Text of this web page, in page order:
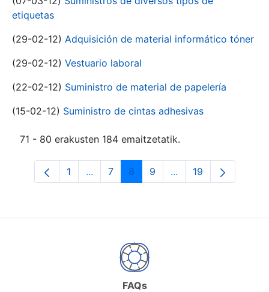
etiquetas
(29-02-12) Adquisición de material informático tóner
(29-02-12) Vestuario laboral
(22-02-12) Suministro de material de papelería
(15-02-12) Suministro de cintas adhesivas
71 - 80 erakusten 184 emaitzetatik.
Orrialdea
1 ...Intermediate Pages Use TAB to
Orrialdea
7 Orrialdea
8 Orrialdea
9 ...Intermediate Pages
Orrialdea
19
FAQs